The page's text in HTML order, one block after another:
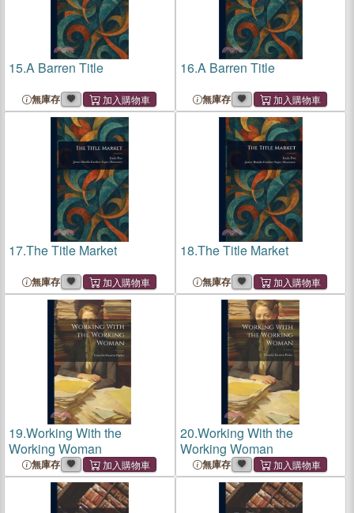
15.A Barren Title
無庫存
16.A Barren Title
無庫存
17.The Title Market
無庫存
18.The Title Market
無庫存
19.Working With the
Working Woman
無庫存
20.Working With the
Working Woman
無庫存